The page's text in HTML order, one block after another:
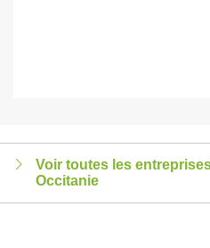
Voir toutes les
Occitanie